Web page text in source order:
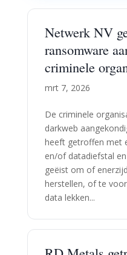
Netwerk NV
ransomware
criminele
mrt 7, 2026
De criminele
darkweb
heeft getroffen met
en/of datadiefstal
geëist om of
herstellen, of te
data lekken...